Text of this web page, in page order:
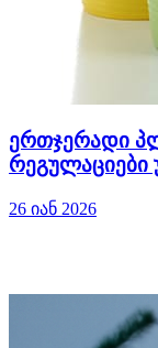
ერთჯერადი
რეგულაციები
26 იან 2026